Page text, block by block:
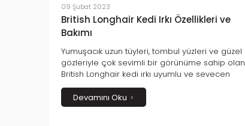
09 Şubat 2023
British Longhair Kedi Irkı Özellikleri ve
Bakımı
Yumuşacık uzun tüyleri, tombul yüzleri ve güzel
gözleriyle çok sevimli bir görünüme sahip olan
British Longhair kedi ırkı uyumlu ve sevecen
karakter yapısıyla da kedi cinsleri arasında en
sevilenleri olarak öne çıkıyor. British Shorthair
kedilerinin uzun tüylü bir türü olarak bilinen bu
Devamını Oku